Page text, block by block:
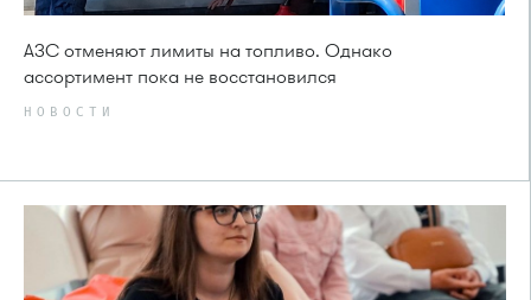
АЗС отменяют лимиты на топливо. Однако
ассортимент пока не восстановился
НОВОСТИ